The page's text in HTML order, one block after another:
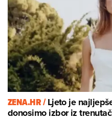
ZENA.HR /Ljeto je
donosimo izbor iz